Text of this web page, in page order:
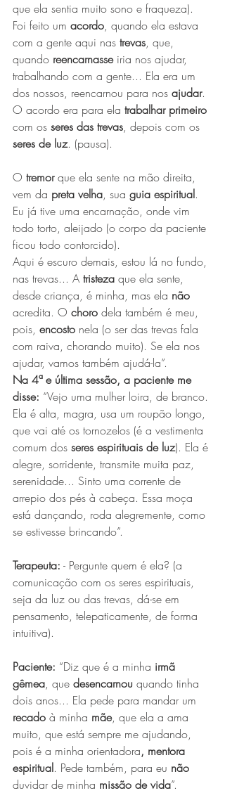
que ela sentia muito sono e fraqueza).
Foi feito um acordo, quando ela estava
com a gente aqui nas trevas, que,
quando reencarnasse iria nos ajudar,
trabalhando com a gente... Ela era um
dos nossos, reencarnou para nos ajudar.
O acordo era para ela trabalhar primeiro
com os seres das trevas, depois com os
seres de luz. (pausa).
O tremor que ela sente na mão direita,
vem da preta velha, sua guia espiritual.
Eu já tive uma encarnação, onde vim
todo torto, aleijado (o corpo da paciente
ficou todo contorcido).
Aqui é escuro demais, estou lá no fundo,
nas trevas... A tristeza que ela sente,
desde criança, é minha, mas ela não
acredita. O choro dela também é meu,
pois, encosto nela (o ser das trevas fala
com raiva, chorando muito). Se ela nos
ajudar, vamos também ajudá-la”.
Na 4ª e última sessão, a paciente me
disse: “Vejo uma mulher loira, de branco.
Ela é alta, magra, usa um roupão longo,
que vai até os tornozelos (é a vestimenta
comum dos seres espirituais de luz). Ela é
alegre, sorridente, transmite muita paz,
serenidade... Sinto uma corrente de
arrepio dos pés à cabeça. Essa moça
está dançando, roda alegremente, como
se estivesse brincando”.
Terapeuta: - Pergunte quem é ela? (a
comunicação com os seres espirituais,
seja da luz ou das trevas, dá-se em
pensamento, telepaticamente, de forma
intuitiva).
Paciente: “Diz que é a minha irmã
gêmea, que desencarnou quando tinha
dois anos... Ela pede para mandar um
recado à minha mãe, que ela a ama
muito, que está sempre me ajudando,
pois é a minha orientadora, mentora
espiritual. Pede também, para eu não
duvidar de minha missão de vida”.